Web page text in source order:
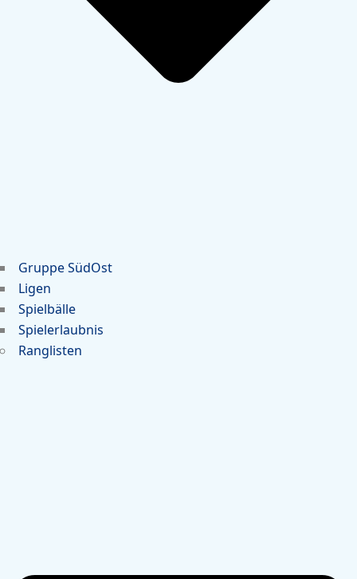
Gruppe SüdOst
Ligen
Spielbälle
Spielerlaubnis
Ranglisten